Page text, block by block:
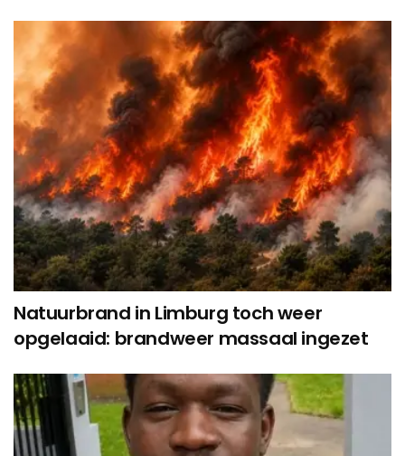
Natuurbrand in Limburg toch weer
opgelaaid: brandweer massaal ingezet